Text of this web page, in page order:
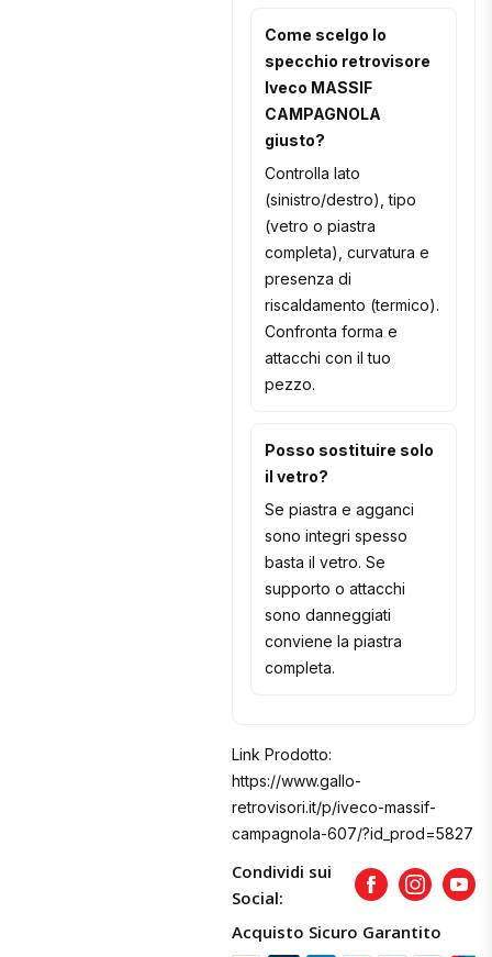
Come scelgo lo
specchio retrovisore
Iveco MASSIF
CAMPAGNOLA
giusto?
Controlla lato
(sinistro/destro), tipo
(vetro o piastra
completa), curvatura e
presenza di
riscaldamento (termico).
Confronta forma e
attacchi con il tuo
pezzo.
Posso sostituire solo
il vetro?
Se piastra e agganci
sono integri spesso
basta il vetro. Se
supporto o attacchi
sono danneggiati
conviene la piastra
completa.
Link Prodotto:
https://www.gallo-
retrovisori.it/p/iveco-massif-
campagnola-607/?id_prod=5827
Condividi sui
Social:
FacebookInstagram
Acquisto Sicuro Garantito